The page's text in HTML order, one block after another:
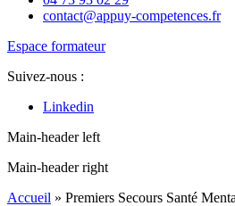
contact@appuy-competences.fr
Espace formateur
Suivez-nous :
Linkedin
Main-header left
Main-header right
Accueil » Premiers Secours Santé